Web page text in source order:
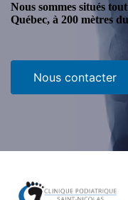
Nous sommes situés
Québec, à 200 mètres
Nous contacter